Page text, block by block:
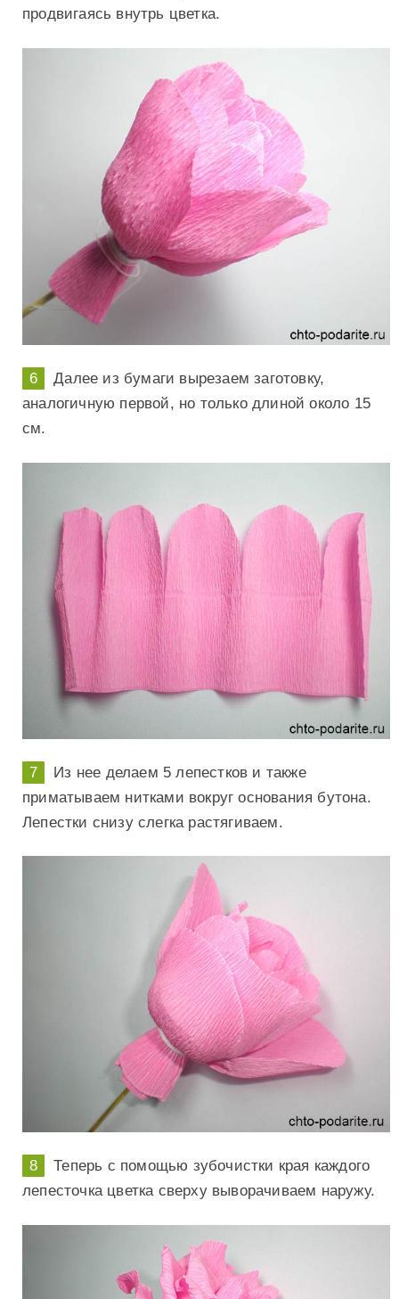
продвигаясь внутрь цветка.
Далее из бумаги вырезаем заготовку,
аналогичную первой, но только длиной около 15
см.
Из нее делаем 5 лепестков и также
приматываем нитками вокруг основания бутона.
Лепестки снизу слегка растягиваем.
Теперь с помощью зубочистки края каждого
лепесточка цветка сверху выворачиваем наружу.